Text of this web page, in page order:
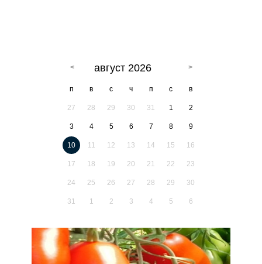
август 2026
п в с ч п с в
27 28 29 30 31 1 2
3 4 5 6 7 8 9
10 11 12 13 14 15 16
17 18 19 20 21 22 23
24 25 26 27 28 29 30
31 1 2 3 4 5 6